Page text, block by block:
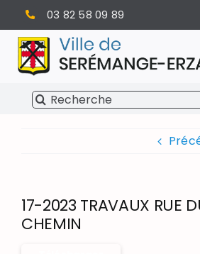
Passer
au
contenu
03 82 58 09 89
SÉRÉMANGE-ERZANGE
INFOS PRATIQUES
Rechercher:
17-2023 TRAVAUX RUE
CHEMIN